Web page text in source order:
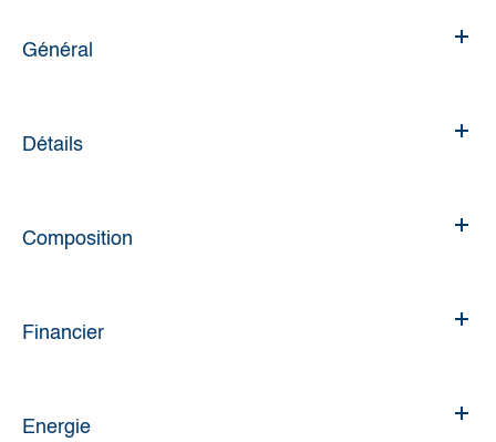
Général
Détails
Composition
Financier
Energie